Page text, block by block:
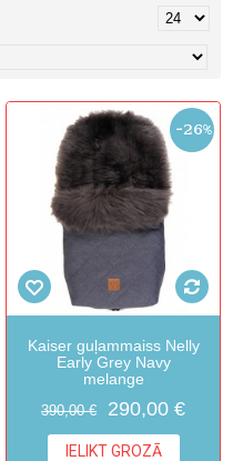
-26%
Kaiser guļammaiss Nelly
Early Grey Navy
melange
390,00 € 290,00 €
IELIKT GROZĀ